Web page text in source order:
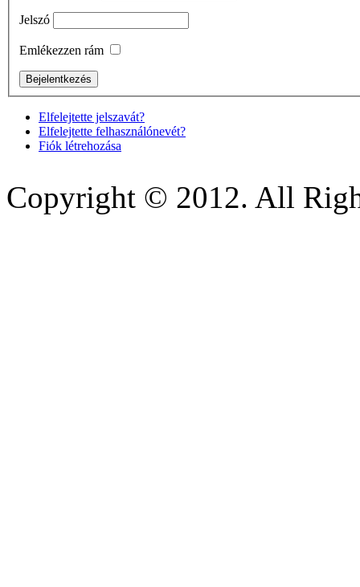
Jelszó
Emlékezzen rám
Elfelejtette jelszavát?
Elfelejtette felhasználónevét?
Fiók létrehozása
Copyright © 2012. All